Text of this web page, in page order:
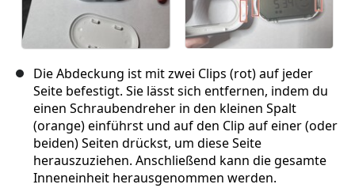
Die Abdeckung ist mit zwei Clips (rot) auf jeder
Seite befestigt. Sie lässt sich entfernen, indem du
einen Schraubendreher in den kleinen Spalt
(orange) einführst und auf den Clip auf einer (oder
beiden) Seiten drückst, um diese Seite
herauszuziehen. Anschließend kann die gesamte
Inneneinheit herausgenommen werden.